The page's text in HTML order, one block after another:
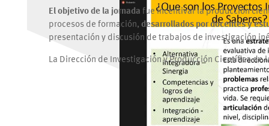
El objetivo de la jornada fue incentivar la producción
procesos de formación, desarrollados por docentes y
presentación y discusión de trabajos de investigación
La Dirección de Investigación y Producción Científica de